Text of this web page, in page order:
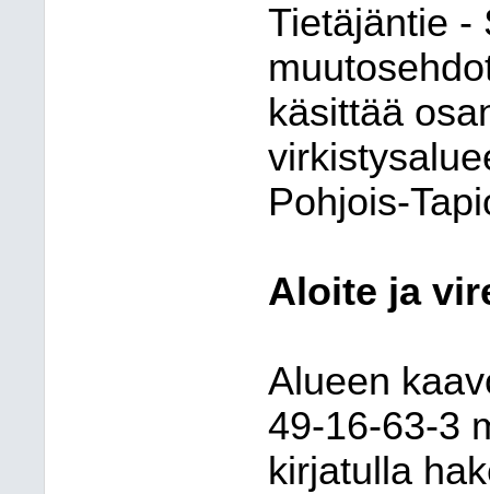
Tietäjäntie -
käsittää
Pohjois-
Aloite ja
Alueen
49-16-63-3
kirjatulla